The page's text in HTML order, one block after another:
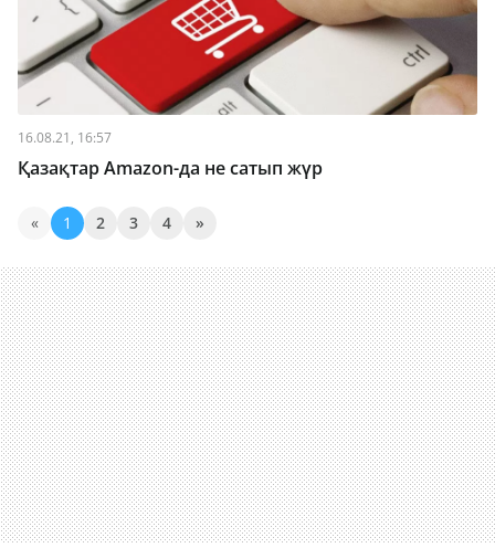
16.08.21, 16:57
Қазақтар Аmazon-да не сатып жүр
« 1 2 3 4 »